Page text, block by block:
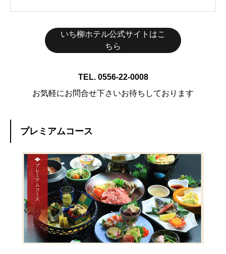
いち柳ホテル公式サイトはこ
ちら
TEL. 0556-22-0008
お気軽にお問合せ下さいお待ちしております
プレミアムコース